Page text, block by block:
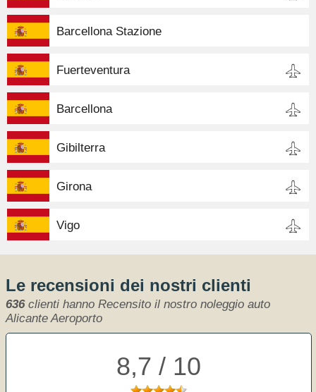
Barcellona Stazione
Fuerteventura
Barcellona
Gibilterra
Girona
Vigo
Le recensioni dei nostri clienti
636clienti hanno Recensito il nostro noleggio auto
Alicante Aeroporto
8,7 / 10